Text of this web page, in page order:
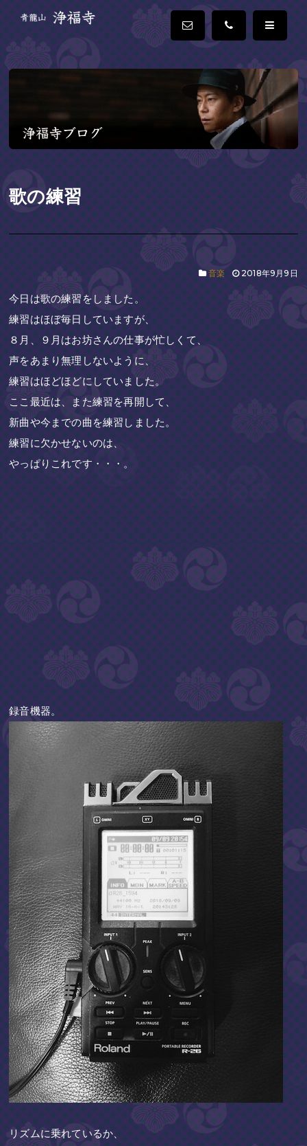
歌の練習
2018年9月9日
音楽
今日は歌の練習をしました。
練習はほぼ毎日していますが、
８月、９月はお坊さんの仕事が忙しくて、
声をあまり無理しないように、
練習はほどほどにしていました。
ここ最近は、また練習を再開して、
新曲や今までの曲を練習しました。
練習に欠かせないのは、
やっぱりこれです・・・。
録音機器。
リズムに乗れているか、